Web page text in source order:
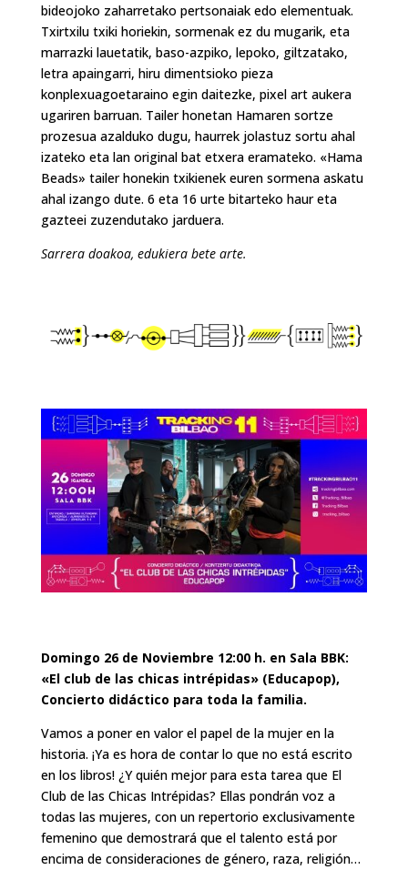
bideojoko zaharretako pertsonaiak edo elementuak.
Txirtxilu txiki horiekin, sormenak ez du mugarik, eta
marrazki lauetatik, baso-azpiko, lepoko, giltzatako,
letra apaingarri, hiru dimentsioko pieza
konplexuagoetaraino egin daitezke, pixel art aukera
ugariren barruan. Tailer honetan Hamaren sortze
prozesua azalduko dugu, haurrek jolastuz sortu ahal
izateko eta lan original bat etxera eramateko. «Hama
Beads» tailer honekin txikienek euren sormena askatu
ahal izango dute. 6 eta 16 urte bitarteko haur eta
gazteei zuzendutako jarduera.
Sarrera doakoa, edukiera bete arte.
Domingo 26 de Noviembre 12:00 h. en Sala BBK:
«El club de las chicas intrépidas» (Educapop),
Concierto didáctico para toda la familia.
Vamos a poner en valor el papel de la mujer en la
historia. ¡Ya es hora de contar lo que no está escrito
en los libros! ¿Y quién mejor para esta tarea que El
Club de las Chicas Intrépidas? Ellas pondrán voz a
todas las mujeres, con un repertorio exclusivamente
femenino que demostrará que el talento está por
encima de consideraciones de género, raza, religión…